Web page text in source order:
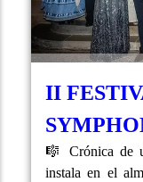
II
🎼 Crónica de
instala en el